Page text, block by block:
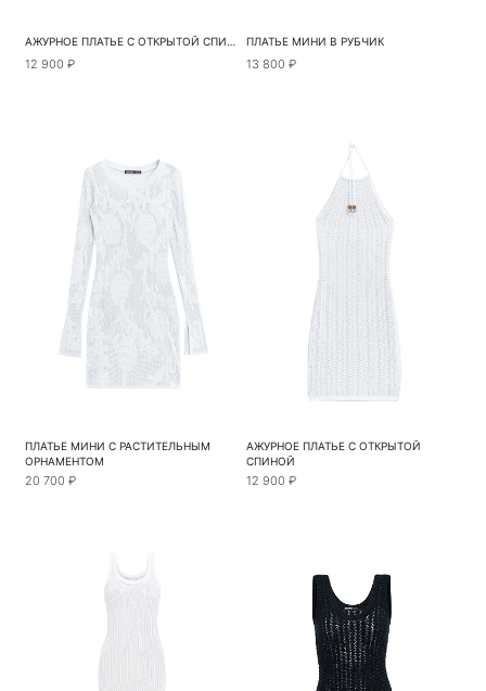
АЖУРНОЕ ПЛАТЬЕ С ОТКРЫТОЙ СПИНОЙ
12 900 ₽
ПЛАТЬЕ МИНИ В РУБЧИК
13 800 ₽
ПЛАТЬЕ МИНИ С РАСТИТЕЛЬНЫМ
ОРНАМЕНТОМ
20 700 ₽
АЖУРНОЕ ПЛАТЬЕ С ОТКРЫТОЙ
СПИНОЙ
12 900 ₽